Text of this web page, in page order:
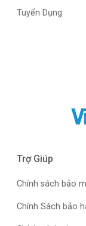
Tuyển Dụng
Trợ Giúp
Chính sách bảo
Chính Sách bảo